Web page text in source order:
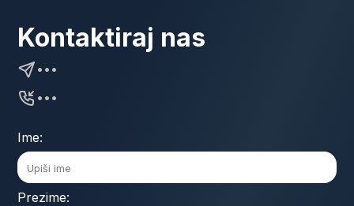
Kontaktiraj nas
•••
•••
Ime:
Prezime: